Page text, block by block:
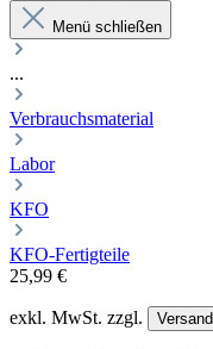
Menü schließen
...
Verbrauchsmaterial
Labor
KFO
KFO-Fertigteile
25,99 €
exkl. MwSt. zzgl. Versand